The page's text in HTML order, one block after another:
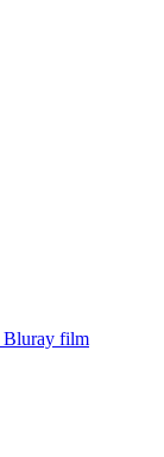
film